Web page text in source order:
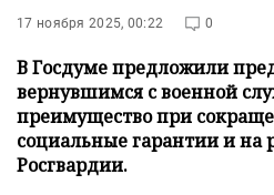
17 ноября 2025, 00:22 0
В Госдуме предложили
вернувшимся с военной
преимущество при
социальные гарантии и на
Росгвардии.